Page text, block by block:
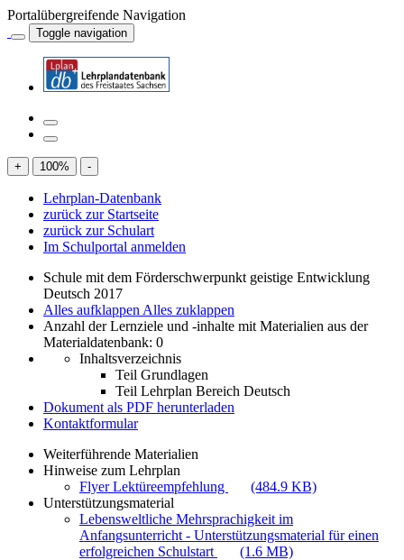
Portalübergreifende Navigation
Toggle navigation
+ 100% -
Lehrplan-Datenbank
zurück zur Startseite
zurück zur Schulart
Im Schulportal anmelden
Schule mit dem Förderschwerpunkt geistige Entwicklung
Deutsch 2017
Alles aufklappen Alles zuklappen
Anzahl der Lernziele und -inhalte mit Materialien aus der
Materialdatenbank: 0
Inhaltsverzeichnis
Teil Grundlagen
Teil Lehrplan Bereich Deutsch
Dokument als PDF herunterladen
Kontaktformular
Weiterführende Materialien
Hinweise zum Lehrplan
Flyer Lektüreempfehlung
(484.9 KB)
Unterstützungsmaterial
Lebensweltliche Mehrsprachigkeit im
Anfangsunterricht - Unterstützungsmaterial für einen
erfolgreichen Schulstart
(1.6 MB)